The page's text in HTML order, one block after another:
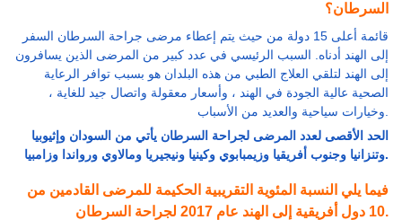
السرطان؟
قائمة أعلى 15 دولة من حيث يتم إعطاء مرضى جراحة السرطان السفر
إلى الهند أدناه. السبب الرئيسي في عدد كبير من المرضى الذين يسافرون
إلى الهند لتلقي العلاج الطبي من هذه البلدان هو بسبب توافر الرعاية
الصحية عالية الجودة في الهند ، وأسعار معقولة واتصال جيد للغاية ،
وخيارات سياحية والعديد من الأسباب.
الحد الأقصى لعدد المرضى لجراحة السرطان يأتي من السودان وإثيوبيا
وتنزانيا وجنوب أفريقيا وزيمبابوي وكينيا ونيجيريا ومالاوي ورواندا وزامبيا.
فيما يلي النسبة المئوية التقريبية الحكيمة للمرضى القادمين من
10 دول أفريقية إلى الهند عام 2017 لجراحة السرطان.